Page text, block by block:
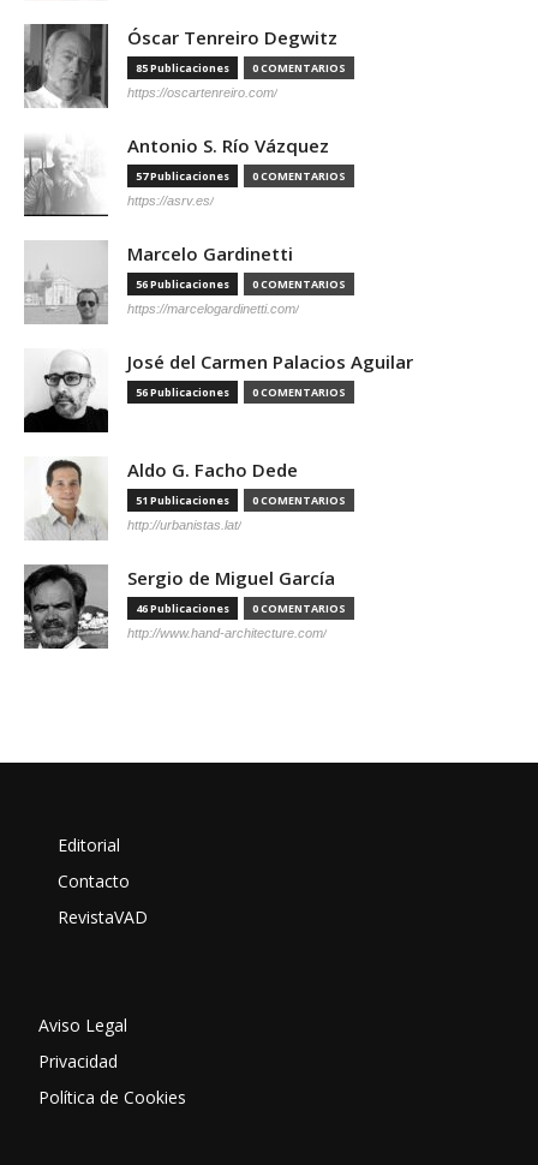
Óscar Tenreiro Degwitz
85 Publicaciones 0 COMENTARIOS
https://oscartenreiro.com/
Antonio S. Río Vázquez
57 Publicaciones 0 COMENTARIOS
https://asrv.es/
Marcelo Gardinetti
56 Publicaciones 0 COMENTARIOS
https://marcelogardinetti.com/
José del Carmen Palacios Aguilar
56 Publicaciones 0 COMENTARIOS
Aldo G. Facho Dede
51 Publicaciones 0 COMENTARIOS
http://urbanistas.lat/
Sergio de Miguel García
46 Publicaciones 0 COMENTARIOS
http://www.hand-architecture.com/
Editorial
Contacto
RevistaVAD
Aviso Legal
Privacidad
Política de Cookies